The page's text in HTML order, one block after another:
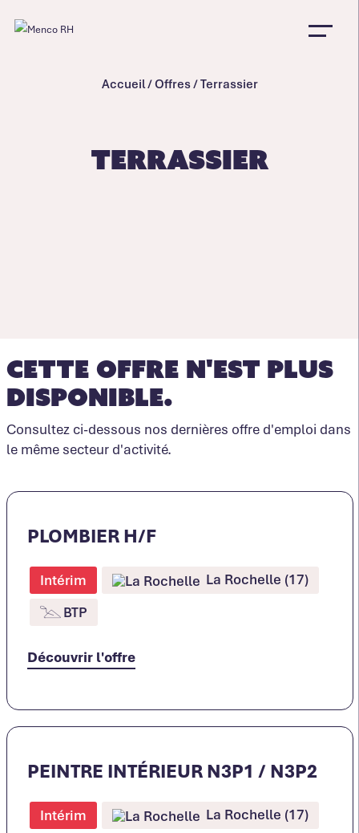
Accueil/Offres/Terrassier
Terrassier
Cette offre n'est plus
disponible.
Consultez ci-dessous nos dernières offre d'emploi dans
le même secteur d'activité.
PLOMBIER H/F
Intérim
La Rochelle (17)
BTP
Découvrir l'offre
PEINTRE INTÉRIEUR N3P1 / N3P2
Intérim
La Rochelle (17)